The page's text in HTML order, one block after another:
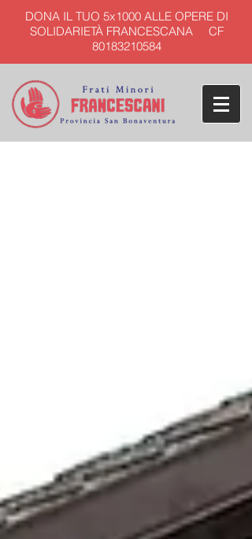
DONA IL TUO 5x1000 ALLE OPERE DI
SOLIDARIETÀ FRANCESCANA CF
80183210584